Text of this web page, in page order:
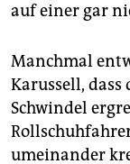
auf einer gar
Manchmal
Karussell,
Schwindel
umeinander